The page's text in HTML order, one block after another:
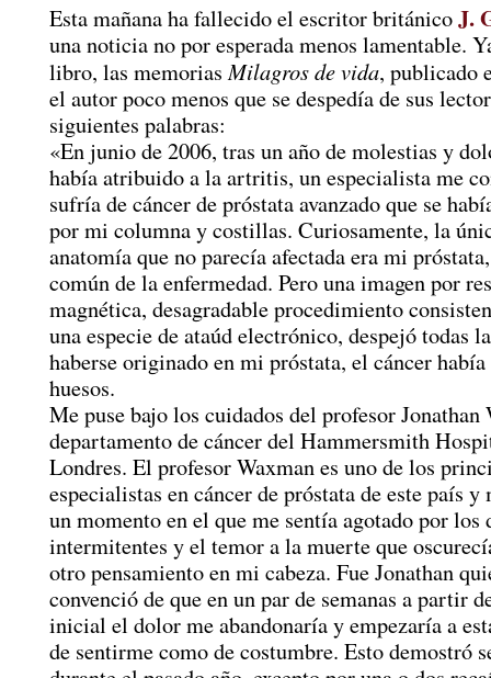
Esta mañana ha fallecido el escritor británicoJ.
una noticia no por esperada menos lamentable.
libro, las memoriasMilagros de vida, publicado
el autor poco menos que se despedía de sus
siguientes palabras:
«En junio de 2006, tras un año de molestias y
había atribuido a la artritis, un especialista me
sufría de cáncer de próstata avanzado que se
por mi columna y costillas. Curiosamente, la
anatomía que no parecía afectada era mi
común de la enfermedad. Pero una imagen por
magnética, desagradable procedimiento
una especie de ataúd electrónico, despejó todas
haberse originado en mi próstata, el cáncer
huesos.
Me puse bajo los cuidados del profesor Jonathan
departamento de cáncer del Hammersmith
Londres. El profesor Waxman es uno de los
especialistas en cáncer de próstata de este país y
un momento en el que me sentía agotado por los
intermitentes y el temor a la muerte que
otro pensamiento en mi cabeza. Fue Jonathan
convenció de que en un par de semanas a partir
inicial el dolor me abandonaría y empezaría a
de sentirme como de costumbre. Esto demostró